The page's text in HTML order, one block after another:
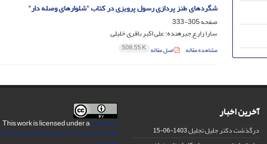
شگردهای طنز پردازی رسول پرویزی در کتاب "شلوارهای وصله دار"
صفحه305-333
سارا زارع جیرهنده؛ علی اکبر باقری خلیلی
مشاهده مقاله اصل مقاله 508.55 K
آخرین اخبار
درگذشت دکتر جلیل تجلیل1403-06-15
This work is licensed under aCreative
Commons Attribution 4.0 International